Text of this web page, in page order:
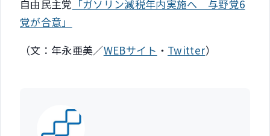
自由民主党 「ガソリン減税年内実施へ 与野党6
党が合意」
（文：年永亜美／WEBサイト ・ Twitter）